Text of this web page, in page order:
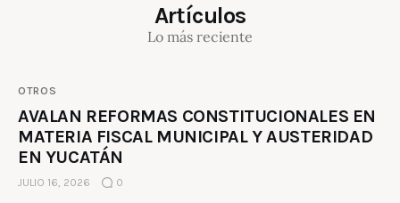
Artículos
Lo más reciente
OTROS
AVALAN REFORMAS CONSTITUCIONALES EN
MATERIA FISCAL MUNICIPAL Y AUSTERIDAD
EN YUCATÁN
JULIO 16, 2026 0